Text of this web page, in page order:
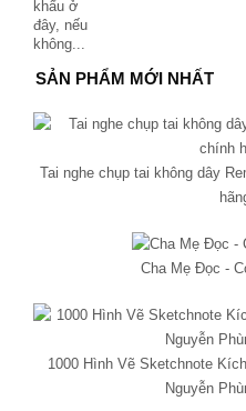
SẢN PHẨM MỚI NHẤT
Tai nghe chụp tai không dây
Cha Mẹ Đọc -
1000 Hình Vẽ Sketchnote
Nguyễn